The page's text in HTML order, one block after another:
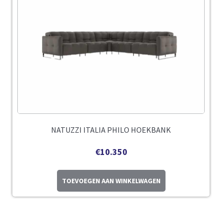
NATUZZI ITALIA PHILO HOEKBANK
€10.350
TOEVOEGEN AAN WINKELWAGEN